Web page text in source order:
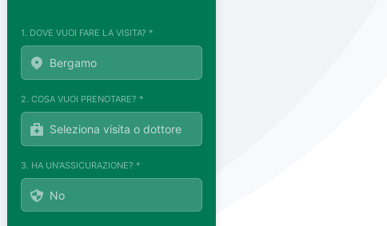
1. DOVE VUOI FARE LA VISITA? *
2. COSA VUOI PRENOTARE? *
3. HA UN'ASSICURAZIONE? *